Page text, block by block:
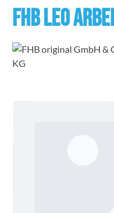
FHB LEO